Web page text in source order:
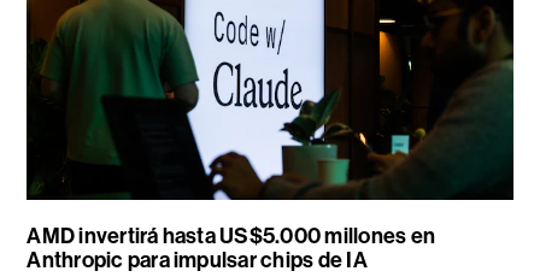
AMD invertirá hasta US$5.000 millones en
Anthropic para impulsar chips de IA